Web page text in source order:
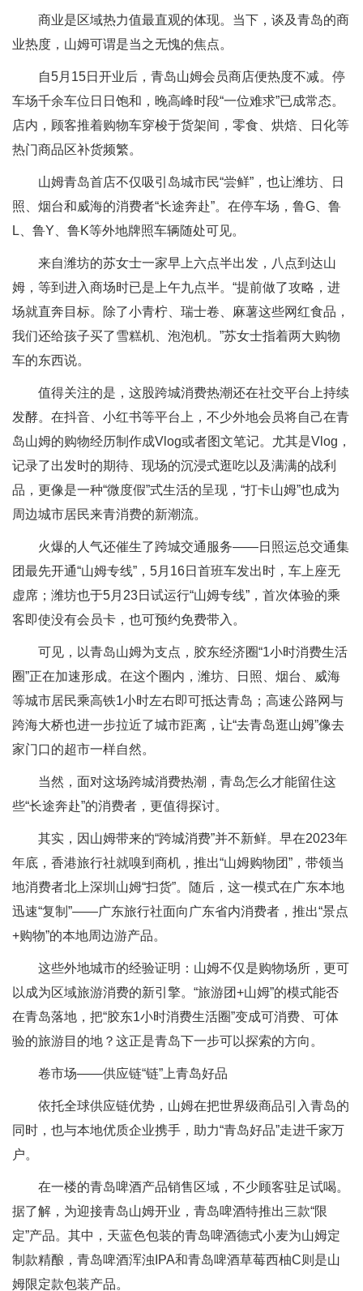
商业是区域热力值最直观的体现。当下，谈及青岛的商
业热度，山姆可谓是当之无愧的焦点。
自5月15日开业后，青岛山姆会员商店便热度不减。停
车场千余车位日日饱和，晚高峰时段“一位难求”已成常态。
店内，顾客推着购物车穿梭于货架间，零食、烘焙、日化等
热门商品区补货频繁。
山姆青岛首店不仅吸引岛城市民“尝鲜”，也让潍坊、日
照、烟台和威海的消费者“长途奔赴”。在停车场，鲁G、鲁
L、鲁Y、鲁K等外地牌照车辆随处可见。
来自潍坊的苏女士一家早上六点半出发，八点到达山
姆，等到进入商场时已是上午九点半。“提前做了攻略，进
场就直奔目标。除了小青柠、瑞士卷、麻薯这些网红食品，
我们还给孩子买了雪糕机、泡泡机。”苏女士指着两大购物
车的东西说。
值得关注的是，这股跨城消费热潮还在社交平台上持续
发酵。在抖音、小红书等平台上，不少外地会员将自己在青
岛山姆的购物经历制作成Vlog或者图文笔记。尤其是Vlog，
记录了出发时的期待、现场的沉浸式逛吃以及满满的战利
品，更像是一种“微度假”式生活的呈现，“打卡山姆”也成为
周边城市居民来青消费的新潮流。
火爆的人气还催生了跨城交通服务——日照运总交通集
团最先开通“山姆专线”，5月16日首班车发出时，车上座无
虚席；潍坊也于5月23日试运行“山姆专线”，首次体验的乘
客即使没有会员卡，也可预约免费带入。
可见，以青岛山姆为支点，胶东经济圈“1小时消费生活
圈”正在加速形成。在这个圈内，潍坊、日照、烟台、威海
等城市居民乘高铁1小时左右即可抵达青岛；高速公路网与
跨海大桥也进一步拉近了城市距离，让“去青岛逛山姆”像去
家门口的超市一样自然。
当然，面对这场跨城消费热潮，青岛怎么才能留住这
些“长途奔赴”的消费者，更值得探讨。
其实，因山姆带来的“跨城消费”并不新鲜。早在2023年
年底，香港旅行社就嗅到商机，推出“山姆购物团”，带领当
地消费者北上深圳山姆“扫货”。随后，这一模式在广东本地
迅速“复制”——广东旅行社面向广东省内消费者，推出“景点
+购物”的本地周边游产品。
这些外地城市的经验证明：山姆不仅是购物场所，更可
以成为区域旅游消费的新引擎。“旅游团+山姆”的模式能否
在青岛落地，把“胶东1小时消费生活圈”变成可消费、可体
验的旅游目的地？这正是青岛下一步可以探索的方向。
卷市场——供应链“链”上青岛好品
依托全球供应链优势，山姆在把世界级商品引入青岛的
同时，也与本地优质企业携手，助力“青岛好品”走进千家万
户。
在一楼的青岛啤酒产品销售区域，不少顾客驻足试喝。
据了解，为迎接青岛山姆开业，青岛啤酒特推出三款“限
定”产品。其中，天蓝色包装的青岛啤酒德式小麦为山姆定
制款精酿，青岛啤酒浑浊IPA和青岛啤酒草莓西柚C则是山
姆限定款包装产品。